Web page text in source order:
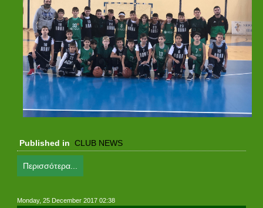
Published in CLUB NEWS
Περισσότερα...
Monday, 25 December 2017 02:38